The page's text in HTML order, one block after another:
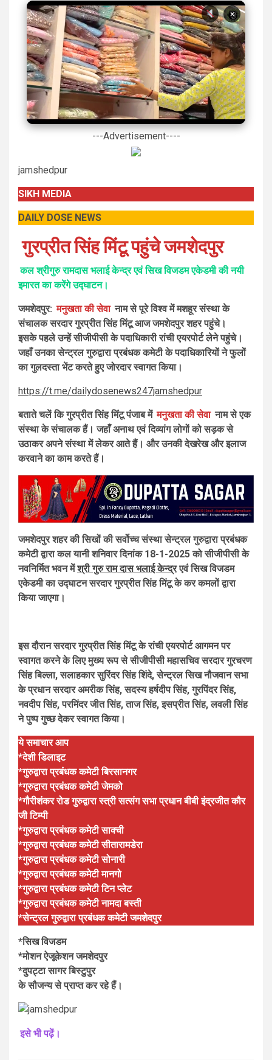
×
---Advertisement----
jamshedpur
SIKH MEDIA
DAILY DOSE NEWS
गुरप्रीत सिंह मिंटू पहुंचे जमशेदपुर
कल श्रीगुरु रामदास भलाई केन्द्र एवं सिख विजडम एकेडमी की नयी
इमारत का करेंगे उद्घाटन।
जमशेदपुर: मनुखता की सेवा नाम से पूरे विश्व में मशहूर संस्था के
संचालक सरदार गुरप्रीत सिंह मिंटू आज जमशेदपुर शहर पहुंचे।
इसके पहले उन्हें सीजीपीसी के पदाधिकारी रांची एयरपोर्ट लेने पहुंचे।
जहाँ उनका सेन्ट्रल गुरुद्वारा प्रबंधक कमेटी के पदाधिकारियों ने फुलों
का गुलदस्ता भेंट करते हुए जोरदार स्वागत किया।
https://t.me/dailydosenews247jamshedpur
बताते चलें कि गुरप्रीत सिंह मिंटू पंजाब में मनुखता की सेवा नाम से एक
संस्था के संचालक हैं। जहाँ अनाथ एवं दिव्यांग लोगों को सड़क से
उठाकर अपने संस्था में लेकर आते हैं। और उनकी देखरेख और इलाज
करवाने का काम करते हैं।
जमशेदपुर शहर की सिखों की सर्वोच्च संस्था सेन्ट्रल गुरुद्वारा प्रबंधक
कमेटी द्वारा कल यानी शनिवार दिनांक 18-1-2025 को सीजीपीसी के
नवनिर्मित भवन मेंश्री गुरु राम दास भलाई केन्द्रएवं सिख विजडम
एकेडमी का उद्घाटन सरदार गुरप्रीत सिंह मिंटू के कर कमलों द्वारा
किया जाएगा।
इस दौरान सरदार गुरप्रीत सिंह मिंटू के रांची एयरपोर्ट आगमन पर
स्वागत करने के लिए मुख्य रूप से सीजीपीसी महासचिव सरदार गुरचरण
सिंह बिल्ला, सलाहकार सुरिंदर सिंह शिंदे, सेन्ट्रल सिख नौजवान सभा
के प्रधान सरदार अमरीक सिंह, सदस्य हर्षदीप सिंह, गुरपिंदर सिंह,
नवदीप सिंह, परमिंदर जीत सिंह, ताज सिंह, इसप्रीत सिंह, लवली सिंह
ने पुष्प गुच्छ देकर स्वागत किया।
ये समाचार आप
*देशी डिलाइट
*गुरुद्वारा प्रबंधक कमेटी बिरसानगर
*गुरुद्वारा प्रबंधक कमेटी जेमको
*गौरीशंकर रोड गुरुद्वारा स्त्री सत्संग सभा प्रधान बीबी इंद्रजीत कौर
जी टिम्पी
*गुरुद्वारा प्रबंधक कमेटी साक्ची
*गुरुद्वारा प्रबंधक कमेटी सीतारामडेरा
*गुरुद्वारा प्रबंधक कमेटी सोनारी
*गुरुद्वारा प्रबंधक कमेटी मानगो
*गुरुद्वारा प्रबंधक कमेटी टिन प्लेट
*गुरुद्वारा प्रबंधक कमेटी नामदा बस्ती
*सेन्ट्रल गुरुद्वारा प्रबंधक कमेटी जमशेदपुर
*सिख विजडम
*मोशन ऐजूकेशन जमशेदपुर
*दुपट्टा सागर बिस्टुपुर
के सौजन्य से प्राप्त कर रहे हैं।
इसे भी पढ़ें।